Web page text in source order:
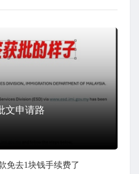
文申请路
免去1块钱手续费了